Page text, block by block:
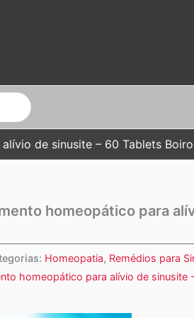
de sinusite – 60 Tablets
homeopático para
Homeopatia, Remédios para
homeopático para alívio de